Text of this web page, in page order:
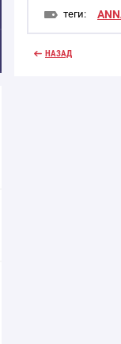
теги:
НАЗАД